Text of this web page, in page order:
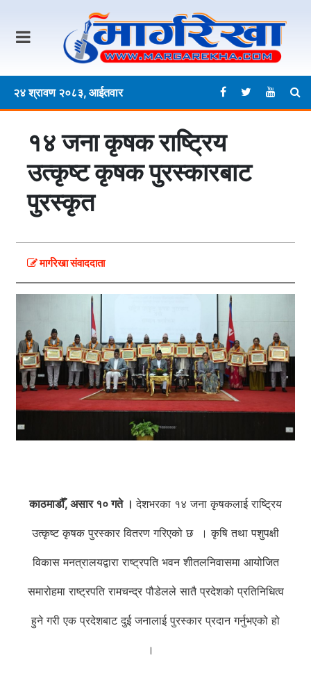
२४ श्रावण २०८३, आईतवार
१४ जना कृषक राष्ट्रिय
उत्कृष्ट कृषक पुरस्कारबाट
पुरस्कृत
मार्गरेखा संवाददाता
काठमाडौँ, असार १० गते ।देशभरका १४ जना कृषकलाई राष्ट्रिय
उत्कृष्ट कृषक पुरस्कार वितरण गरिएको छ । कृषि तथा पशुपक्षी
विकास मनत्रालयद्वारा राष्ट्रपति भवन शीतलनिवासमा आयोजित
समारोहमा राष्ट्रपति रामचन्द्र पौडेलले सातै प्रदेशको प्रतिनिधित्व
हुने गरी एक प्रदेशबाट दुई जनालाई पुरस्कार प्रदान गर्नुभएको हो
।